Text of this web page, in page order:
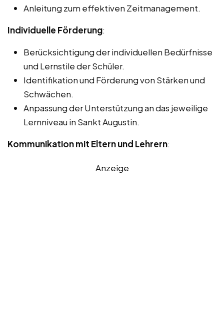
Anleitung zum effektiven Zeitmanagement.
Individuelle Förderung:
Berücksichtigung der individuellen Bedürfnisse
und Lernstile der Schüler.
Identifikation und Förderung von Stärken und
Schwächen.
Anpassung der Unterstützung an das jeweilige
Lernniveau in Sankt Augustin.
Kommunikation mit Eltern und Lehrern:
Anzeige